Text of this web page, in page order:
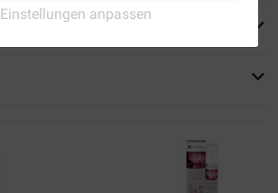
Einstellungen anpassen